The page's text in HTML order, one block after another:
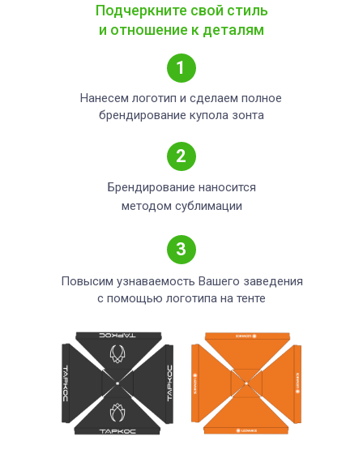
Нанесем логотип и сделаем полное
брендирование купола зонта
Повысим узнаваемость Вашего заведения
с помощью логотипа на тенте
Брендирование наносится
методом сублимации
Подчеркните свой стиль
и отношение к деталям
1
2
3